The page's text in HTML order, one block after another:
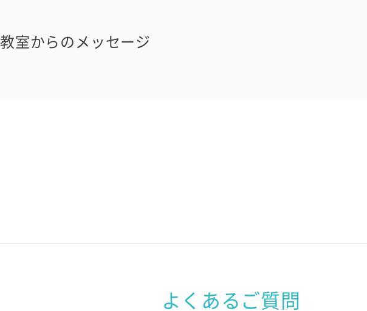
教室からのメッセージ
よくあるご質問